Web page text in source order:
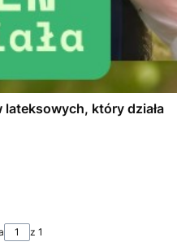
lateksowych, który działa
z 1